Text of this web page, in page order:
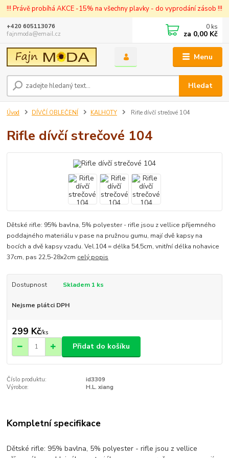
!!! Právě probíhá AKCE -15% na všechny plavky - do vyprodání zásob !!!
Menu
Hledat
+420 605113076
fajnmoda@email.cz
0 ks
za 0,00 Kč
Úvod DÍVČÍ OBLEČENÍ KALHOTY Rifle dívčí strečové 104
Rifle dívčí strečové 104
Dětské rifle: 95% bavlna, 5% polyester - rifle jsou z vellice příjemného
poddajného materiálu v pase na pružnou gumu, mají dvě kapsy na
bocích a dvě kapsy vzadu. Vel.104 = délka 54,5cm, vnitřní délka nohavice
37cm, pas 22,5-28x2cm celý popis
Dostupnost Skladem 1 ks
Nejsme plátci DPH
299 Kč/ks
Přidat do košíku
Číslo produktu:
id3309
Výrobce:
H.L. xiang
Kompletní specifikace
Dětské rifle: 95% bavlna, 5% polyester - rifle jsou z vellice